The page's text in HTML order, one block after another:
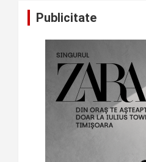
Publicitate